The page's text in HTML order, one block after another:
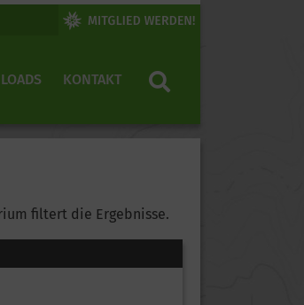
KONTAKT
filtert die Ergebnisse.